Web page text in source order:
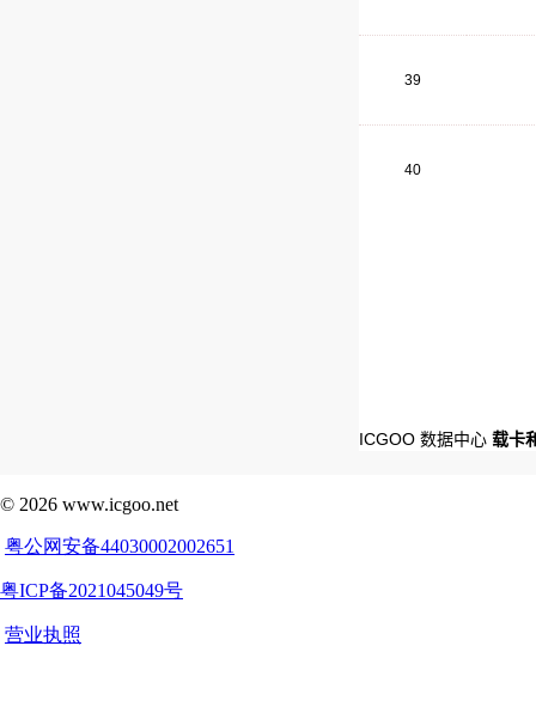
39
40
ICGOO 数据中心 载卡